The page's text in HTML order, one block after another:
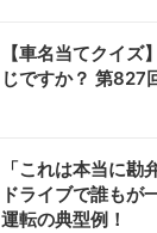
【車名当てクイ
じですか？ 第827
「これは本当に
ドライブで誰もが
運転の典型例！